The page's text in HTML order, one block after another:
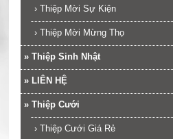
› Thiệp Mời Sự Kiện
› Thiệp Mời Mừng Thọ
» Thiệp Sinh Nhật
» LIÊN HỆ
» Thiệp Cưới
› Thiệp Cưới Giá Rẻ